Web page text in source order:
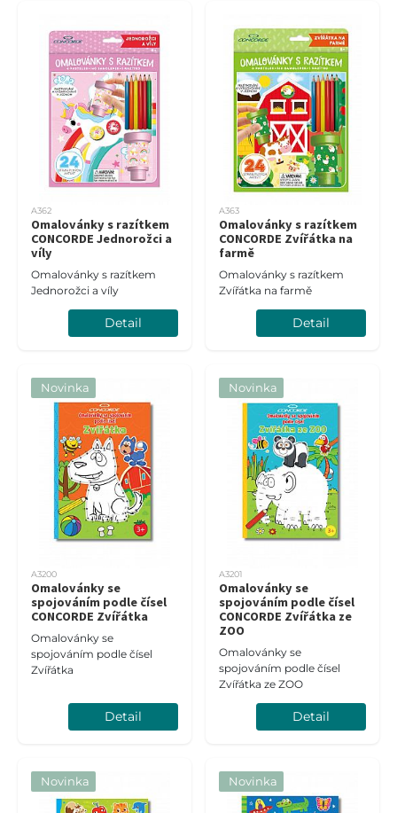
A362
Omalovánky s razítkem
CONCORDE Jednorožci a
víly
Omalovánky s razítkem
Jednorožci a víly
Detail
A363
Omalovánky s razítkem
CONCORDE Zvířátka na
farmě
Omalovánky s razítkem
Zvířátka na farmě
Detail
Novinka
A3200
Omalovánky se
spojováním podle čísel
CONCORDE Zvířátka
Omalovánky se
spojováním podle čísel
Zvířátka
Detail
Novinka
A3201
Omalovánky se
spojováním podle čísel
CONCORDE Zvířátka ze
ZOO
Omalovánky se
spojováním podle čísel
Zvířátka ze ZOO
Detail
Novinka Novinka